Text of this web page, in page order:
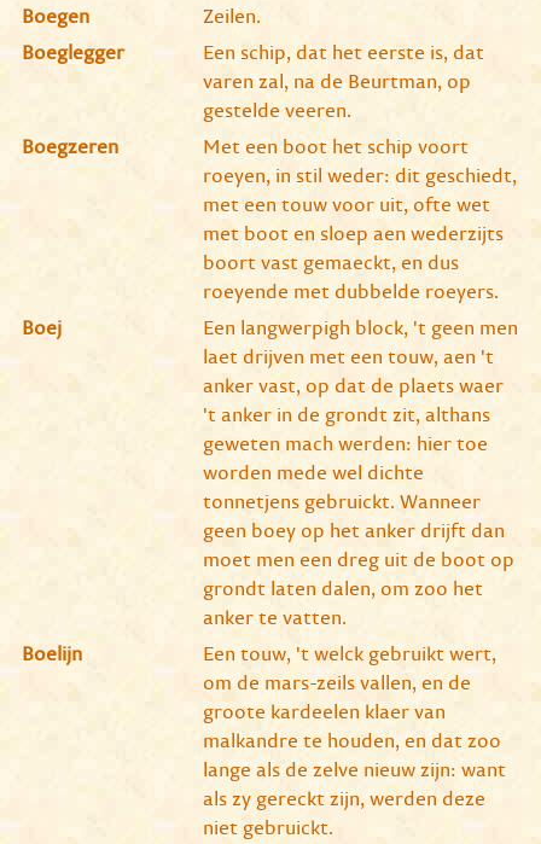
Boegen
Zeilen.
Boeglegger
Een schip, dat het eerste is, dat
varen zal, na de Beurtman, op
gestelde veeren.
Boegzeren
Met een boot het schip voort
roeyen, in stil weder: dit geschiedt,
met een touw voor uit, ofte wet
met boot en sloep aen wederzijts
boort vast gemaeckt, en dus
roeyende met dubbelde roeyers.
Boej
Een langwerpigh block, 't geen men
laet drijven met een touw, aen 't
anker vast, op dat de plaets waer
't anker in de grondt zit, althans
geweten mach werden: hier toe
worden mede wel dichte
tonnetjens gebruickt. Wanneer
geen boey op het anker drijft dan
moet men een dreg uit de boot op
grondt laten dalen, om zoo het
anker te vatten.
Boelijn
Een touw, 't welck gebruikt wert,
om de mars-zeils vallen, en de
groote kardeelen klaer van
malkandre te houden, en dat zoo
lange als de zelve nieuw zijn: want
als zy gereckt zijn, werden deze
niet gebruickt.